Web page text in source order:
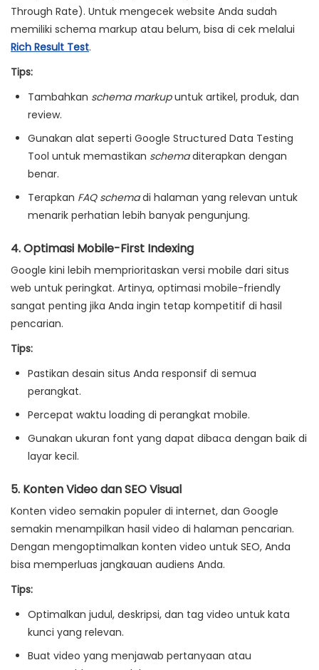
Through Rate). Untuk mengecek website Anda sudah
memiliki schema markup atau belum, bisa di cek melalui
Rich Result Test.
Tips:
Tambahkan schema markupuntuk artikel, produk, dan
review.
Gunakan alat seperti Google Structured Data Testing
Tool untuk memastikan schemaditerapkan dengan
benar.
Terapkan FAQ schemadi halaman yang relevan untuk
menarik perhatian lebih banyak pengunjung.
4.Optimasi Mobile-First Indexing
Google kini lebih memprioritaskan versi mobile dari situs
web untuk peringkat. Artinya, optimasi mobile-friendly
sangat penting jika Anda ingin tetap kompetitif di hasil
pencarian.
Tips:
Pastikan desain situs Anda responsif di semua
perangkat.
Percepat waktu loading di perangkat mobile.
Gunakan ukuran font yang dapat dibaca dengan baik di
layar kecil.
5. Konten Video dan SEO Visual
Konten video semakin populer di internet, dan Google
semakin menampilkan hasil video di halaman pencarian.
Dengan mengoptimalkan konten video untuk SEO, Anda
bisa memperluas jangkauan audiens Anda.
Tips:
Optimalkan judul, deskripsi, dan tag video untuk kata
kunci yang relevan.
Buat video yang menjawab pertanyaan atau